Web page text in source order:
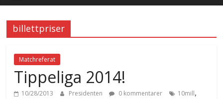
billettpriser
Matchreferat
Tippeliga 2014!
10/28/2013 Presidenten 0 kommentarer 10mill,